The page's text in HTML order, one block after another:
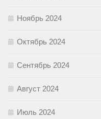
Ноябрь 2024
Октябрь 2024
Сентябрь 2024
Август 2024
Июль 2024